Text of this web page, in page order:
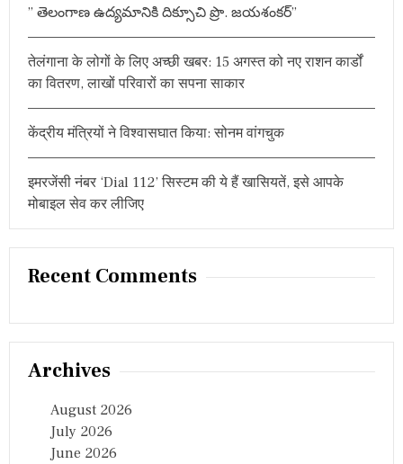
” తెలంగాణ ఉద్యమానికి దిక్సూచి ప్రొ. జయశంకర్”
तेलंगाना के लोगों के लिए अच्छी खबर: 15 अगस्त को नए राशन कार्डों
का वितरण, लाखों परिवारों का सपना साकार
केंद्रीय मंत्रियों ने विश्वासघात किया: सोनम वांगचुक
इमरजेंसी नंबर ‘Dial 112’ सिस्टम की ये हैं खासियतें, इसे आपके
मोबाइल सेव कर लीजिए
Recent Comments
Archives
August 2026
July 2026
June 2026